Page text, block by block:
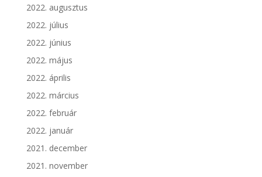
2022. augusztus
2022. július
2022. június
2022. május
2022. április
2022. március
2022. február
2022. január
2021. december
2021. november